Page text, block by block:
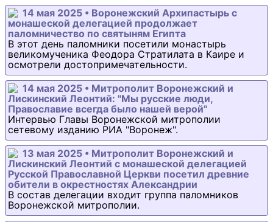
14 мая 2025 • Воронежский Архипастырь с
монашеской делегацией продолжает
паломничество по святыням Египта
В этот день паломники посетили монастырь
великомученика Феодора Стратилата в Каире и
осмотрели достопримечательности.
14 мая 2025 • Митрополит Воронежский и
Лискинский Леонтий: "Мы русские люди,
Православие всегда было нашей верой"
Интервью Главы Воронежской митрополии
сетевому изданию РИА "Воронеж".
13 мая 2025 • Митрополит Воронежский и
Лискинский Леонтий с монашеской делегацией
Русской Православной Церкви посетил древние
обители в окрестностях Александрии
В состав делегации входит группа паломников
Воронежской митрополии.